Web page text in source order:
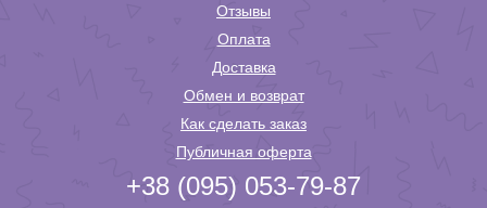
Отзывы
Оплата
Доставка
Обмен и возврат
Как сделать заказ
Публичная оферта
+38 (095) 053-79-87